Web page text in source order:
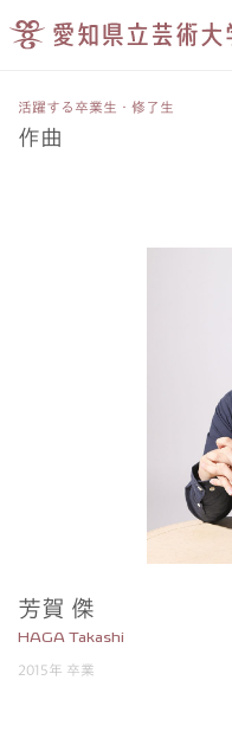
活躍する卒業生・修了生
作曲
芳賀 傑
HAGA Takashi
2015年 卒業